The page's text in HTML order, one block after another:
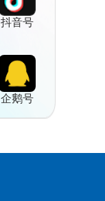
抖音号
企鹅号